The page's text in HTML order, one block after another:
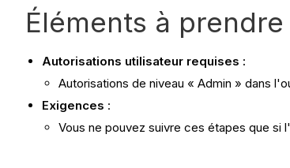
Éléments à
Autorisations utilisateur requises :
Autorisations de niveau « Admin » dans
Exigences :
Vous ne pouvez suivre ces étapes que